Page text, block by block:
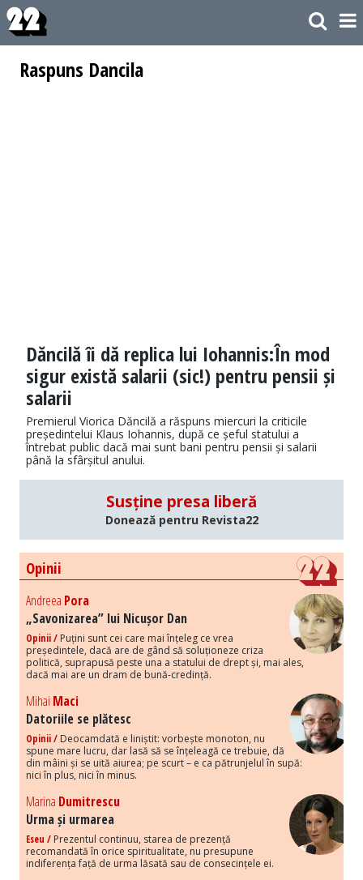
Raspuns Dancila
Dăncilă îi dă replica lui Iohannis:În mod
sigur există salarii (sic!) pentru pensii și
salarii
Premierul Viorica Dăncilă a răspuns miercuri la criticile
președintelui Klaus Iohannis, după ce șeful statului a
întrebat public dacă mai sunt bani pentru pensii și salarii
până la sfârșitul anului.
Susține presa liberă
Donează pentru Revista22
Opinii
Andreea Pora
„Savonizarea” lui Nicușor Dan
Opinii / Puțini sunt cei care mai înțeleg ce vrea
președintele, dacă are de gând să soluționeze criza
politică, suprapusă peste una a statului de drept și, mai ales,
dacă mai are un dram de bună-credință.
Mihai Maci
Datoriile se plătesc
Opinii / Deocamdată e liniștit: vorbește monoton, nu
spune mare lucru, dar lasă să se înțeleagă ce trebuie, dă
din mâini și se uită aiurea; pe scurt – e ca pătrunjelul în supă:
nici în plus, nici în minus.
Marina Dumitrescu
Urma și urmarea
Eseu / Prezentul continuu, starea de prezență
recomandată în orice spiritualitate, nu presupune
indiferența față de urma lăsată sau de consecințele ei.